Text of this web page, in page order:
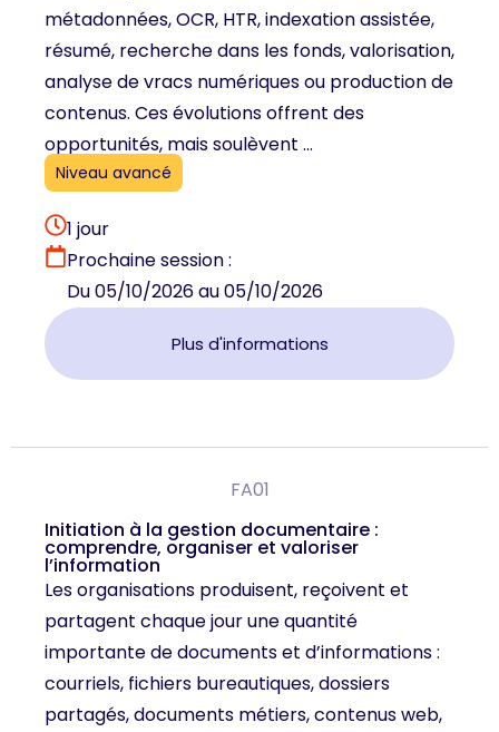
métadonnées, OCR, HTR, indexation assistée,
résumé, recherche dans les fonds, valorisation,
analyse de vracs numériques ou production de
contenus. Ces évolutions offrent des
opportunités, mais soulèvent ...
Niveau avancé
1 jour
Prochaine session :
Du 05/10/2026 au 05/10/2026
Plus d'informations
FA01
Initiation à la gestion documentaire :
comprendre, organiser et valoriser
l’information
Les organisations produisent, reçoivent et
partagent chaque jour une quantité
importante de documents et d’informations :
courriels, fichiers bureautiques, dossiers
partagés, documents métiers, contenus web,